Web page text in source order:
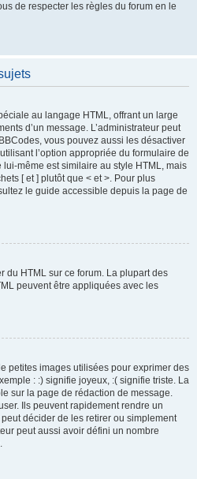
de respecter les règles du forum en le
au langage HTML, offrant un large
d’un message. L’administrateur peut
vous pouvez aussi les désactiver
l’option appropriée du formulaire de
même est similaire au style HTML, mais
[ et ] plutôt que < et >. Pour plus
le guide accessible depuis la page de
du HTML sur ce forum. La plupart des
peuvent être appliquées avec les
petites images utilisées pour exprimer des
: :) signifie joyeux, :( signifie triste. La
sur la page de rédaction de message.
Ils peuvent rapidement rendre un
décider de les retirer ou simplement
peut aussi avoir défini un nombre